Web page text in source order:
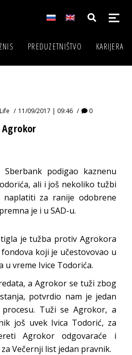
PREDUZETNIŠTVO KARIJERA
11/09/2017 | 09:46 0
podigao kaznenu
ali i još nekoliko tužbi
naplatiti za ranije odobrene
je i u SAD-u.
je tužba protiv Agrokora
koji je učestovovao u
vreme Ivice Todorića.
a Agrokor se tuži zbog
potvrdio nam je jedan
Tuži se Agrokor, a
još uvek Ivica Todorić, za
Agrokor odgovaraće i
Večernji list jedan pravnik.